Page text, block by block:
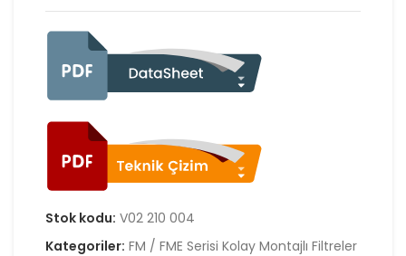
Stok kodu: V02 210 004
Kategoriler: FM / FME Serisi Kolay Montajlı Filtreler